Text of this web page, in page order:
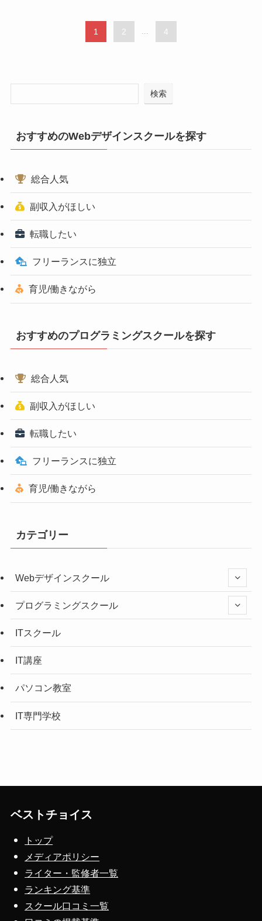
1 2 ... 4
検索
おすすめのWebデザインスクールを探す
総合人気
副収入がほしい
転職したい
フリーランスに独立
育児/働きながら
おすすめのプログラミングスクールを探す
総合人気
副収入がほしい
転職したい
フリーランスに独立
育児/働きながら
カテゴリー
Webデザインスクール
プログラミングスクール
ITスクール
IT講座
パソコン教室
IT専門学校
ベストチョイス
トップ
メディアポリシー
ライター・監修者一覧
ランキング基準
スクール口コミ一覧